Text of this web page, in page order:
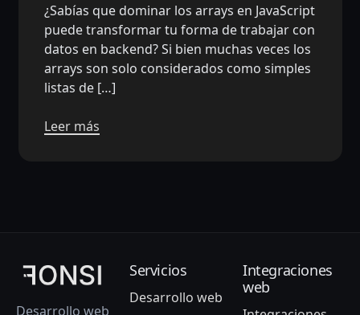
¿Sabías que dominar los arrays en JavaScript
puede transformar tu forma de trabajar con
datos en backend? Si bien muchas veces los
arrays son solo considerados como simples
listas de […]
Leer más
Desarrollo web
Servicios
Desarrollo web
Integraciones
web